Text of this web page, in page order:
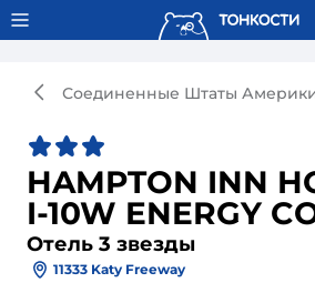
Тонкости используют сookie-файлы.
Соединенные Штаты
HAMPTON INN
I-10W ENERGY
Отель 3 звезды
11333 Katy Freeway